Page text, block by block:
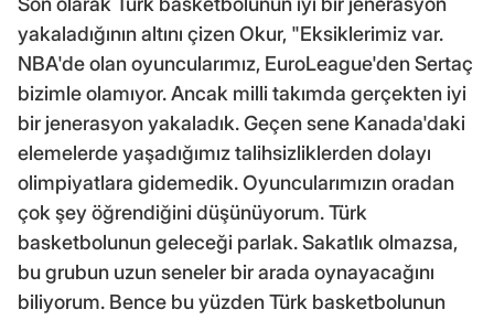
yakaladığının altını çizen Okur, "Eksiklerimiz var.
NBA'de olan oyuncularımız, EuroLeague'den Sertaç
bizimle olamıyor. Ancak milli takımda gerçekten iyi
bir jenerasyon yakaladık. Geçen sene Kanada'daki
elemelerde yaşadığımız talihsizliklerden dolayı
olimpiyatlara gidemedik. Oyuncularımızın oradan
çok şey öğrendiğini düşünüyorum. Türk
basketbolunun geleceği parlak. Sakatlık olmazsa,
bu grubun uzun seneler bir arada oynayacağını
biliyorum. Bence bu yüzden Türk basketbolunun